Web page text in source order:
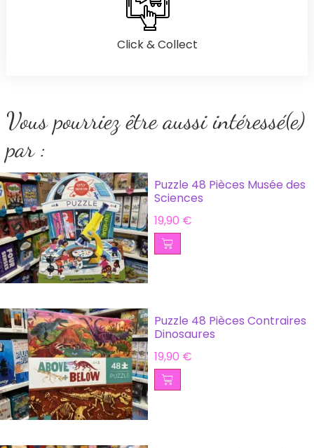
Click & Collect
Vous pourriez être aussi intéressé(e)
par :
Puzzle 48 Pièces Musée des
Sciences
19,90 €
Puzzle 48 Pièces Contraires
Dinosaures
19,90 €